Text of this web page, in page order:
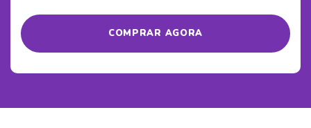
COMPRAR AGORA